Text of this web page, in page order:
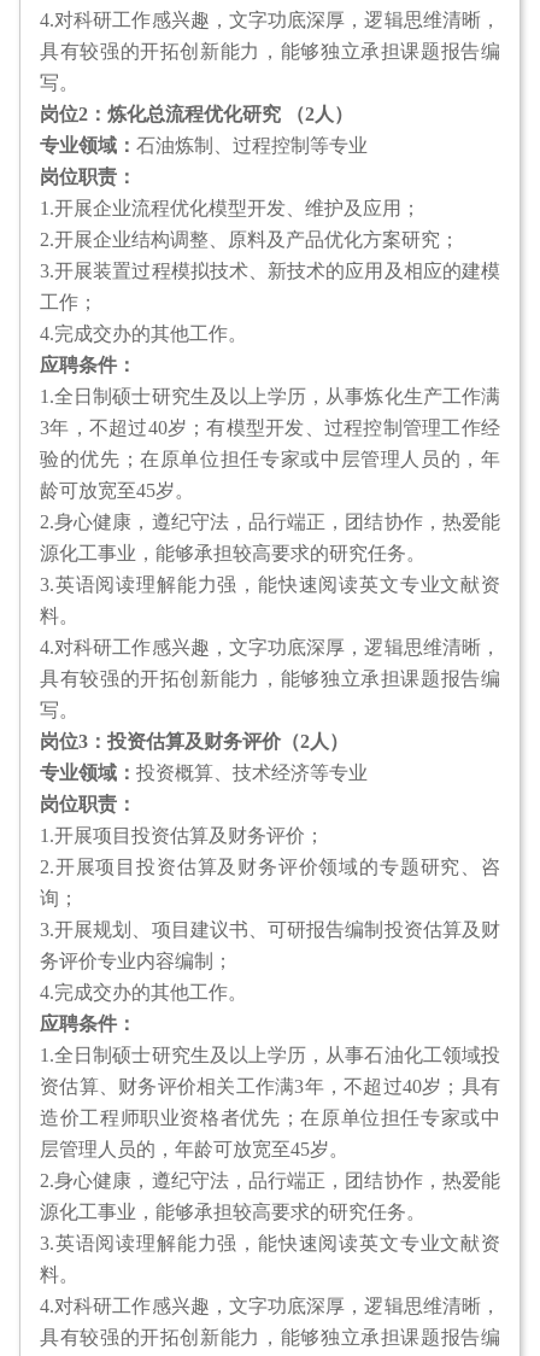
4.对科研工作感兴趣，文字功底深厚，逻辑思维清晰，
具有较强的开拓创新能力，能够独立承担课题报告编
写。
岗位2：炼化总流程优化研究 （2人）
专业领域： 石油炼制、过程控制等专业
岗位职责：
1.开展企业流程优化模型开发、维护及应用；
2.开展企业结构调整、原料及产品优化方案研究；
3.开展装置过程模拟技术、新技术的应用及相应的建模
工作；
4.完成交办的其他工作。
应聘条件：
1.全日制硕士研究生及以上学历，从事炼化生产工作满
3年，不超过40岁；有模型开发、过程控制管理工作经
验的优先；在原单位担任专家或中层管理人员的，年
龄可放宽至45岁。
2.身心健康，遵纪守法，品行端正，团结协作，热爱能
源化工事业，能够承担较高要求的研究任务。
3.英语阅读理解能力强，能快速阅读英文专业文献资
料。
4.对科研工作感兴趣，文字功底深厚，逻辑思维清晰，
具有较强的开拓创新能力，能够独立承担课题报告编
写。
岗位3：投资估算及财务评价（2人）
专业领域： 投资概算、技术经济等专业
岗位职责：
1.开展项目投资估算及财务评价；
2.开展项目投资估算及财务评价领域的专题研究、咨
询；
3.开展规划、项目建议书、可研报告编制投资估算及财
务评价专业内容编制；
4.完成交办的其他工作。
应聘条件：
1.全日制硕士研究生及以上学历，从事石油化工领域投
资估算、财务评价相关工作满3年，不超过40岁；具有
造价工程师职业资格者优先；在原单位担任专家或中
层管理人员的，年龄可放宽至45岁。
2.身心健康，遵纪守法，品行端正，团结协作，热爱能
源化工事业，能够承担较高要求的研究任务。
3.英语阅读理解能力强，能快速阅读英文专业文献资
料。
4.对科研工作感兴趣，文字功底深厚，逻辑思维清晰，
具有较强的开拓创新能力，能够独立承担课题报告编